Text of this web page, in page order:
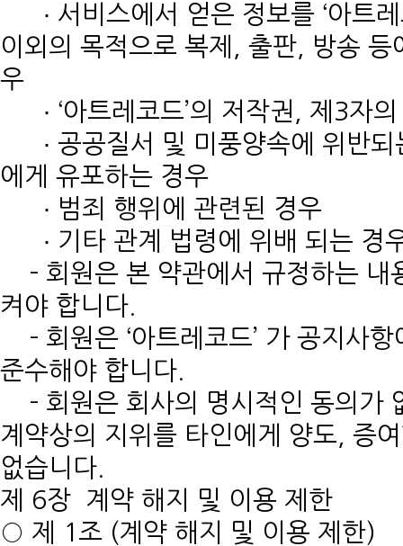
∙ 서비스에서 얻은 정보를 ‘아트레
이외의 목적으로 복제, 출판, 방송
우
∙ ‘아트레코드’의 저작권, 제3자
∙ 공공질서 및 미풍양속에 위반되
에게 유포하는 경우
∙ 범죄 행위에 관련된 경우
∙ 기타 관계 법령에 위배 되는 경
- 회원은 본 약관에서 규정하는 내
켜야 합니다.
- 회원은 ‘아트레코드’ 가 공지사
준수해야 합니다.
- 회원은 회사의 명시적인 동의가
계약상의 지위를 타인에게 양도, 증
없습니다.
제 6장 계약 해지 및 이용 제한
○ 제 1조 (계약 해지 및 이용 제한)